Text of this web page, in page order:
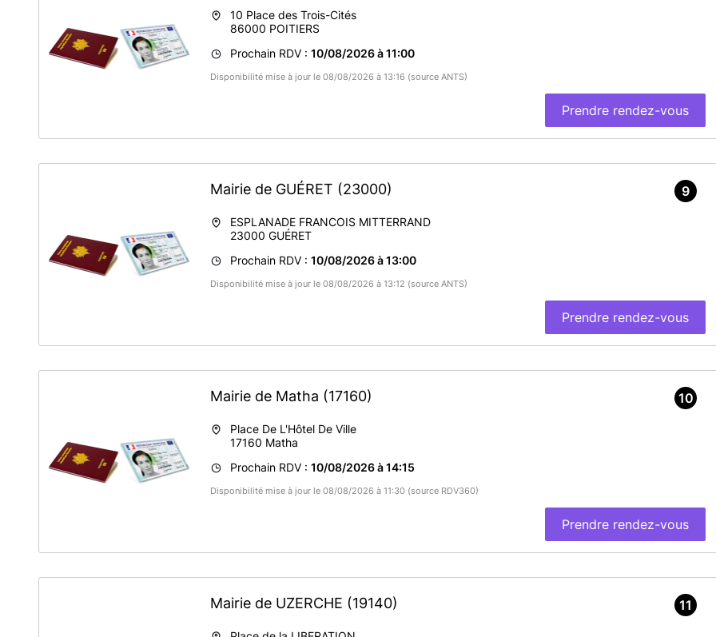
10 Place des Trois-Cités
86000 POITIERS
Prochain RDV : 10/08/2026 à 11:00
Disponibilité mise à jour le 08/08/2026 à 13:16 (source ANTS)
Prendre rendez-vous
Mairie de GUÉRET (23000)
ESPLANADE FRANCOIS MITTERRAND
23000 GUÉRET
Prochain RDV : 10/08/2026 à 13:00
Disponibilité mise à jour le 08/08/2026 à 13:12 (source ANTS)
Prendre rendez-vous
9
Mairie de Matha (17160)
Place De L'Hôtel De Ville
17160 Matha
Prochain RDV : 10/08/2026 à 14:15
Disponibilité mise à jour le 08/08/2026 à 11:30 (source RDV360)
Prendre rendez-vous
10
Mairie de UZERCHE (19140) 11